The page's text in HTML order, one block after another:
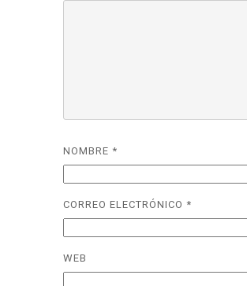
NOMBRE *
CORREO ELECTRÓNICO *
WEB